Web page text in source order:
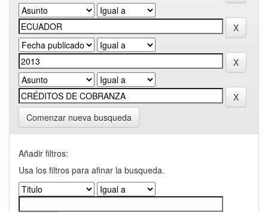
Comenzar nueva busqueda
Añadir filtros:
Usa los filtros para afinar la busqueda.